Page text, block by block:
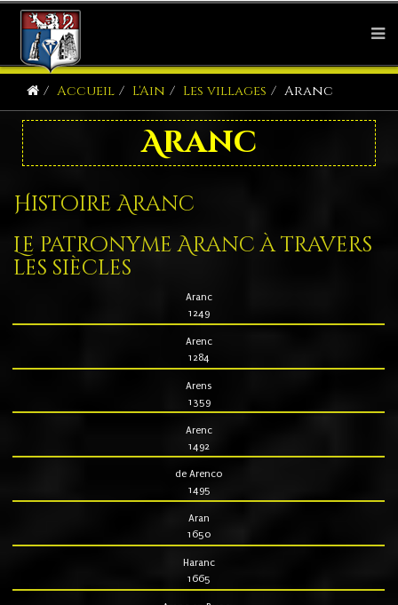
Accueil L'Ain Les villages Aranc
Aranc
Histoire Aranc
Le patronyme Aranc à travers
les siècles
Aranc
1249
Arenc
1284
Arens
1359
Arenc
1492
de Arenco
1495
Aran
1650
Haranc
1665